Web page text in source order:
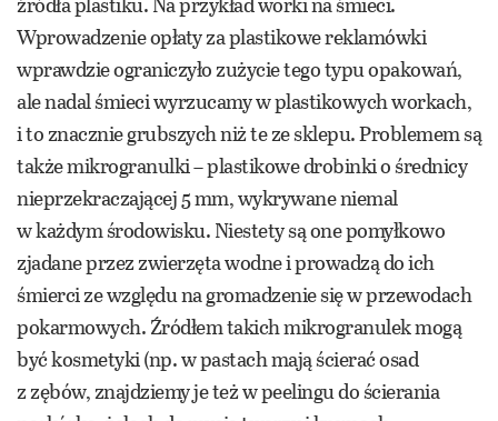
Wprowadzenie opłaty za plastikowe reklamówki
wprawdzie ograniczyło zużycie tego typu opakowań,
ale nadal śmieci wyrzucamy w plastikowych workach,
i to znacznie grubszych niż te ze sklepu. Problemem są
także mikrogranulki – plastikowe drobinki o średnicy
nieprzekraczającej 5 mm, wykrywane niemal
w każdym środowisku. Niestety są one pomyłkowo
zjadane przez zwierzęta wodne i prowadzą do ich
śmierci ze względu na gromadzenie się w przewodach
pokarmowych. Źródłem takich mikrogranulek mogą
być kosmetyki (np. w pastach mają ścierać osad
z zębów, znajdziemy je też w peelingu do ścierania